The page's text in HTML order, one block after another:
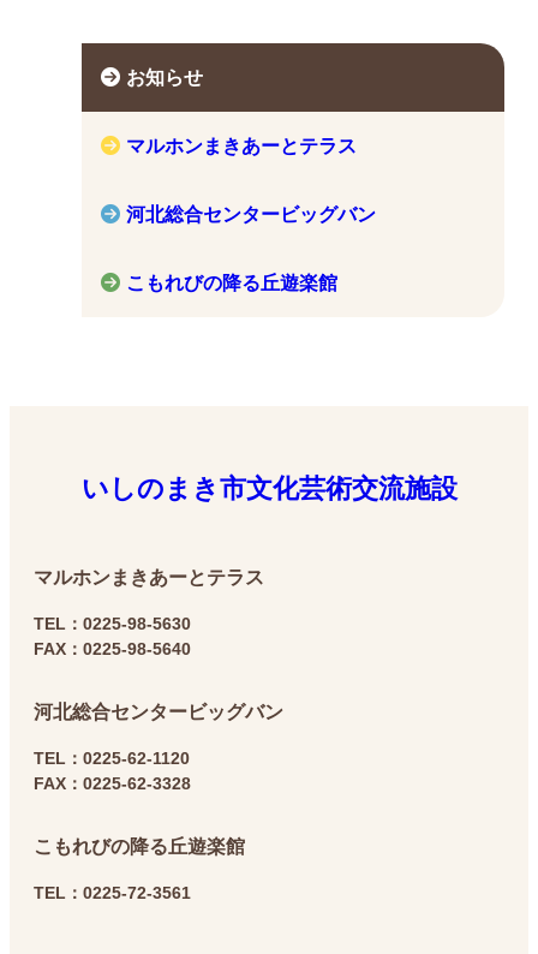
お知らせ
マルホンまきあーとテラス
河北総合センタービッグバン
こもれびの降る丘遊楽館
いしのまき市文化芸術交流施設
マルホンまきあーとテラス
TEL：0225-98-5630
FAX：0225-98-5640
河北総合センタービッグバン
TEL：0225-62-1120
FAX：0225-62-3328
こもれびの降る丘遊楽館
TEL：0225-72-3561